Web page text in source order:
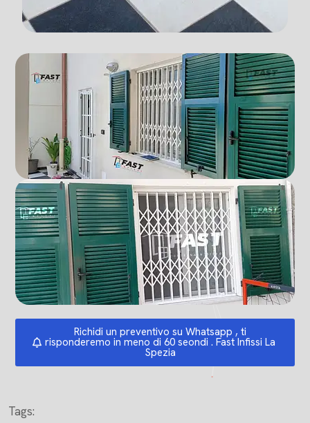
Richidi un preventivo su Whatsapp , ti
risponderemo in meno di 60 seondi . Fast Infissi La
Spezia
Tags: